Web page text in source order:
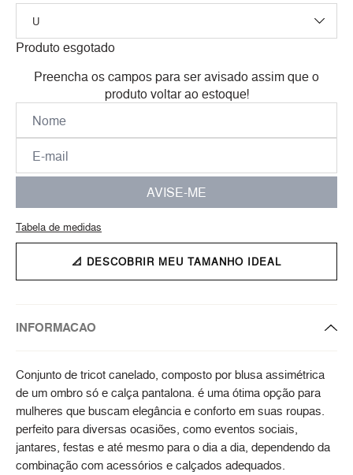
Produto esgotado
Preencha os campos para ser avisado assim que o
produto voltar ao estoque!
AVISE-ME
Tabela de medidas
📐 DESCOBRIR MEU TAMANHO IDEAL
INFORMACAO
Conjunto de tricot canelado, composto por blusa assimétrica
de um ombro só e calça pantalona. é uma ótima opção para
mulheres que buscam elegância e conforto em suas roupas.
perfeito para diversas ocasiões, como eventos sociais,
jantares, festas e até mesmo para o dia a dia, dependendo da
combinação com acessórios e calçados adequados.